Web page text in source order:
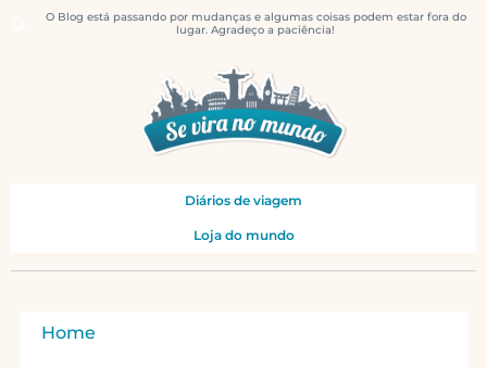
O Blog está passando por mudanças e algumas coisas podem estar fora do
lugar. Agradeço a paciência!
Diários de viagem
Loja do mundo
Home